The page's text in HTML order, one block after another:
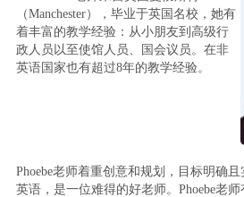
（Manchester），毕业于英国名校，她有
着丰富的教学经验：从小朋友到高级行
政人员以至使馆人员、国会议员。在非
英语国家也有超过8年的教学经验。
Phoebe老师着重创意和规划，目标明确
英语，是一位难得的好老师。Phoebe老